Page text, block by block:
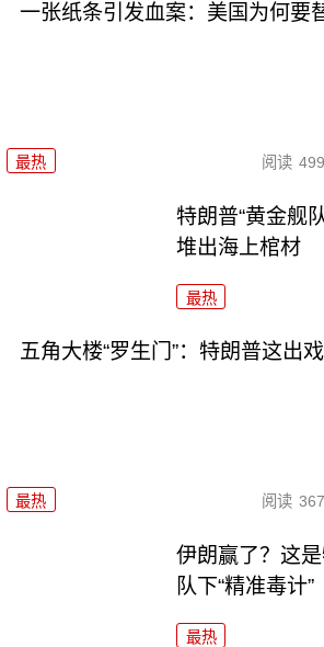
一张纸条引发血案：美国为何要替
最热 阅读
特朗普“黄金舰
堆出海上棺材
最热
五角大楼“罗生门”：特朗普这出
最热 阅读
伊朗赢了？这
队下“精准毒计”
最热